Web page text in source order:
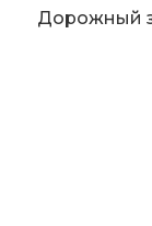
Дорожный